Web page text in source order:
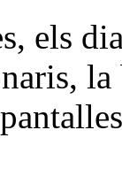
els